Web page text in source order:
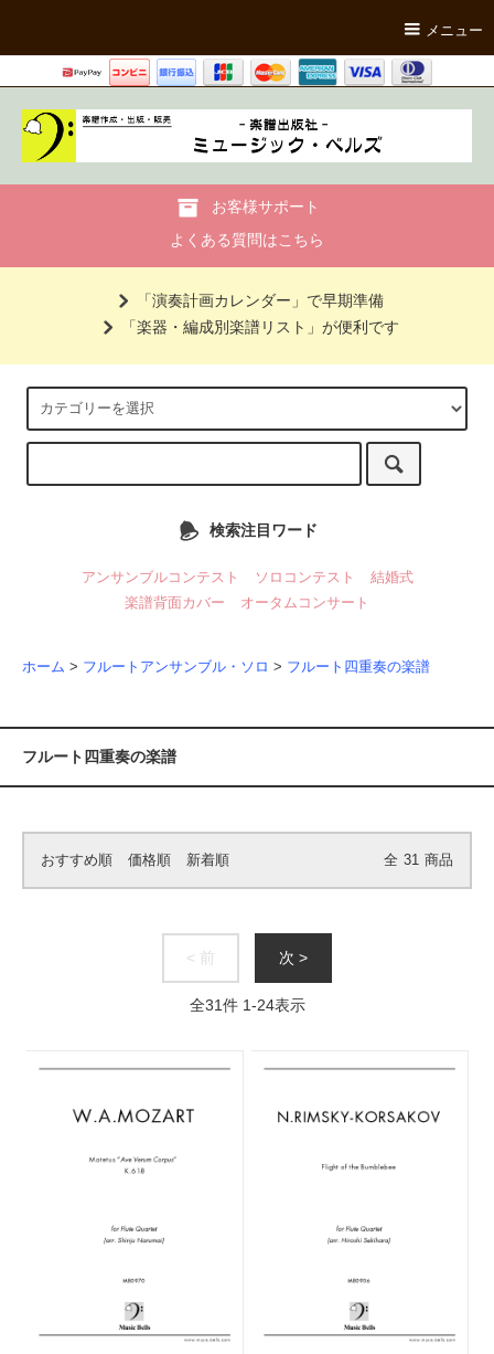
メニュー
お客様サポート
よくある質問はこちら
「演奏計画カレンダー」で早期準備
「楽器・編成別楽譜リスト」が便利です
検索注目ワード
アンサンブルコンテスト ソロコンテスト
結婚式
楽譜背面カバー
オータムコンサート
ホーム > フルートアンサンブル・ソロ > フルート四重奏の楽譜
フルート四重奏の楽譜
おすすめ順 価格順 新着順 全 31 商品
< 前 次 >
全31件 1-24表示